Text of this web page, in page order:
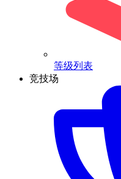
等级列表
竞技场